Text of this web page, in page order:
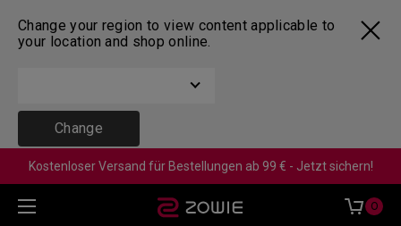
Change your region to view content applicable to
your location and shop online.
Change
Kostenloser Versand für Bestellungen ab 99 € - Jetzt sichern!
0